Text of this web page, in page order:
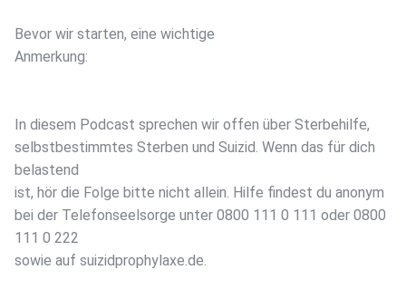
Bevor wir starten, eine wichtige
Anmerkung:
In diesem Podcast sprechen wir offen über Sterbehilfe,
selbstbestimmtes Sterben und Suizid. Wenn das für dich
belastend
ist, hör die Folge bitte nicht allein. Hilfe findest du anonym
bei der Telefonseelsorge unter 0800 111 0 111 oder 0800
111 0 222
sowie auf suizidprophylaxe.de.